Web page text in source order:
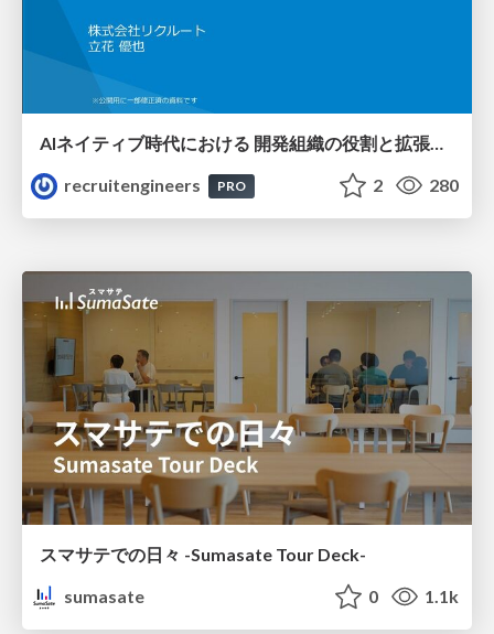
AIネイティブ時代における 開発組織の役割と拡張の可能性
recruitengineers
PRO 2 280
スマサテでの日々 -Sumasate Tour Deck-
sumasate
0 1.1k